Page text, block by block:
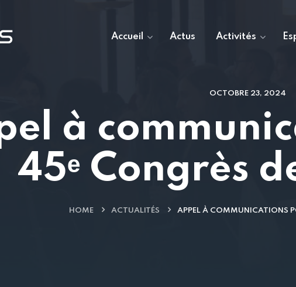
Accueil Actus Activités
OCTOBRE 23, 2024
à
45ᵉ Congrès
HOME ACTUALITÉS APPEL À COMMUNICATIONS